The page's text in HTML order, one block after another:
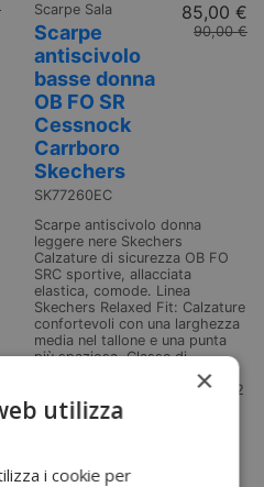
Scarpe Sala
Scarpe
antiscivolo
basse donna
OB FO SR
Cessnock
Carrboro
Skechers
SK77260EC
85,00 €
90,00 €
Scarpe antiscivolo donna
leggere nere Skechers
Calzature di sicurezza OB FO
SRC sportive, allacciata
elastica, comode. Linea
Skechers Relaxed Fit: Calzature
confortevoli con una larghezza
media nel tallone e una punta
più spaziosa. Classe di
Normativa: EN ISO 20347:2012
×
utilizza
i cookie per